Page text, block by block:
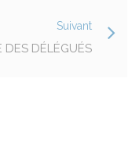
Suivant
DES DÉLÉGUÉS